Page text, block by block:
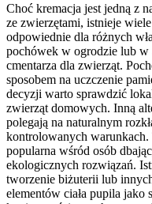
Choć kremacja jest jedną z
ze zwierzętami, istnieje
odpowiednie dla różnych
pochówek w ogrodzie lub w
cmentarza dla zwierząt.
sposobem na uczczenie
decyzji warto sprawdzić
zwierząt domowych. Inną
polegają na naturalnym
kontrolowanych warunkach.
popularna wśród osób
ekologicznych rozwiązań.
tworzenie biżuterii lub
elementów ciała pupila jako